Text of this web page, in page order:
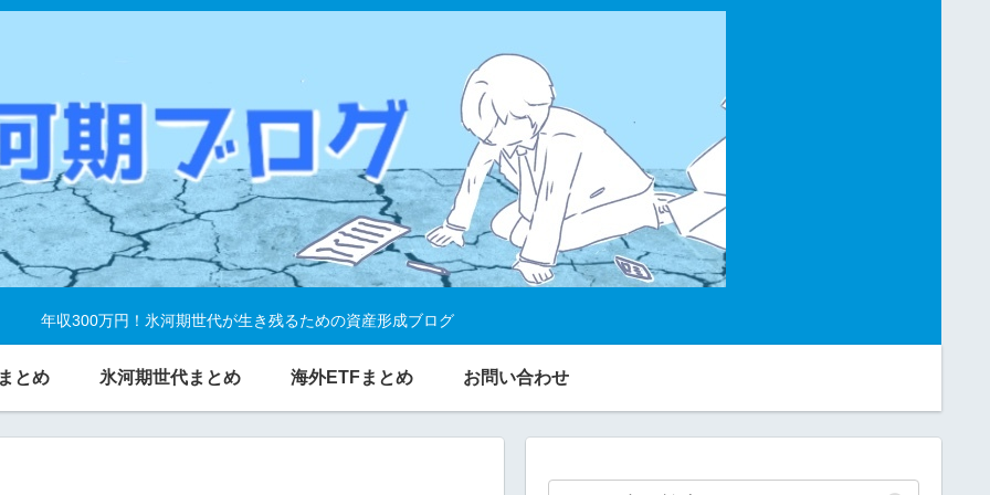
年収300万円！氷河期世代が生き残るための資産形成ブログ
とめ 氷河期世代まとめ 海外ETFまとめ お問い合わせ